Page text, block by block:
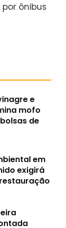
ônibus
e
mofo
de
em
exigirá